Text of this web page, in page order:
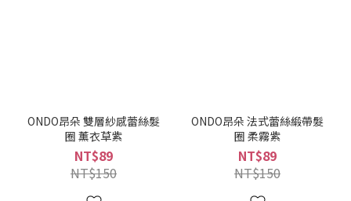
ONDO昂朵 雙層紗感蕾絲髮
圈 薰衣草紫
NT$89
NT$150
ONDO昂朵 法式蕾絲緞帶髮
圈 柔霧紫
NT$89
NT$150